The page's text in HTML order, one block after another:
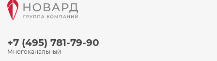
+7 (495) 781-79-90
Многоканальный